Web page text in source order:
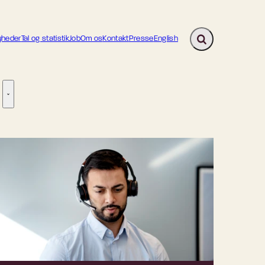
Tal og statistikJobOm osKontaktPresseEnglish Fold søgefelt ud
- Flere links
links
Tilsyn - Flere links